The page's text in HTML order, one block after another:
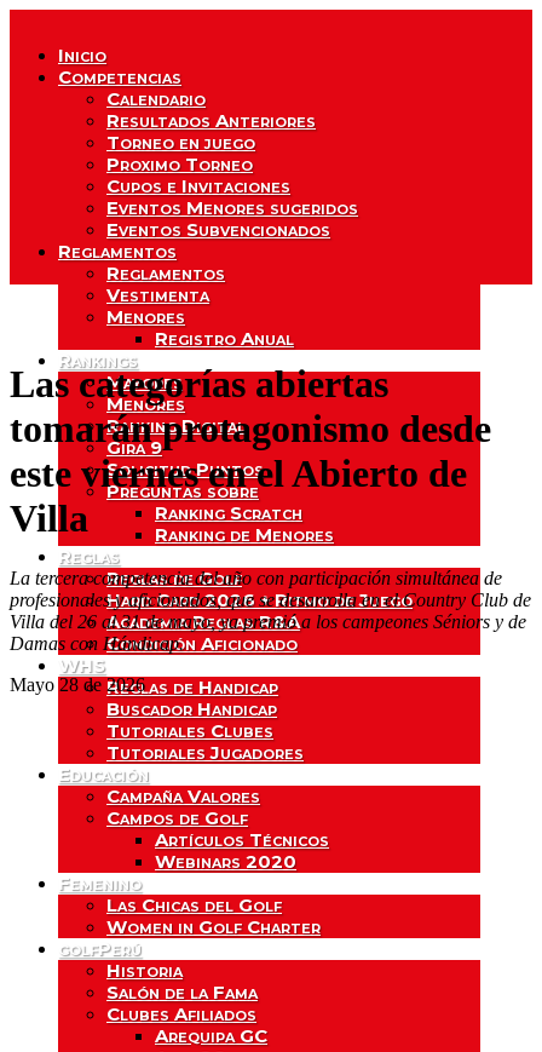
Inicio
Competencias
Calendario
Resultados Anteriores
Torneo en juego
Proximo Torneo
Cupos e Invitaciones
Eventos Menores sugeridos
Eventos Subvencionados
Reglamentos
Reglamentos
Vestimenta
Menores
Registro Anual
Rankings
Mayores
Menores
Ranking Digital
Gira 9
Solicitud Puntos
Preguntas sobre
Ranking Scratch
Ranking de Menores
Reglas
Reglas de Golf
Hard Card 2026 + Ritmo de Juego
Academia Reglas R&A
Condición Aficionado
WHS
Reglas de Handicap
Buscador Handicap
Tutoriales Clubes
Tutoriales Jugadores
Educación
Campaña Valores
Campos de Golf
Artículos Técnicos
Webinars 2020
Femenino
Las Chicas del Golf
Women in Golf Charter
golfPerú
Historia
Salón de la Fama
Clubes Afiliados
Arequipa GC
Las categorías abiertas
tomarán protagonismo desde
este viernes en el Abierto de
Villa
La tercera competencia del año con participación simultánea de
profesionales y aficionados, que se desarrolla en el Country Club de
Villa del 26 al 31 de mayo, ya premió a los campeones Séniors y de
Damas con Hándicap.
Mayo 28 de 2026